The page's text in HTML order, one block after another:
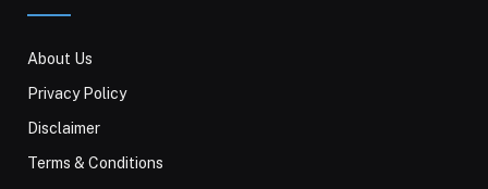
About Us
Privacy Policy
Disclaimer
Terms & Conditions